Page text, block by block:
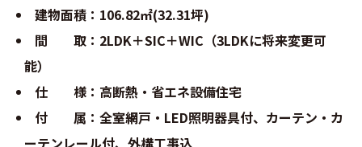
建物面積：106.82㎡(32.31坪)
間 取：2LDK＋SIC＋WIC（3LDKに将来変更可
能）
仕 様：高断熱・省エネ設備住宅
付 属：全室網戸・LED照明器具付、カーテン・カ